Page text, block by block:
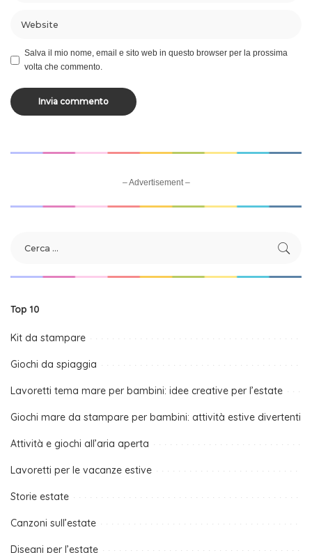
Salva il mio nome, email e sito web in questo browser per la prossima
volta che commento.
– Advertisement –
Top 10
Kit da stampare
Giochi da spiaggia
Lavoretti tema mare per bambini: idee creative per l’estate
Giochi mare da stampare per bambini: attività estive divertenti
Attività e giochi all’aria aperta
Lavoretti per le vacanze estive
Storie estate
Canzoni sull’estate
Disegni per l’estate